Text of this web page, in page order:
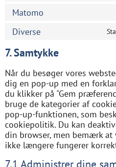
Matomo
Diverse
7. Samtykke
Når du besøger vores
dig en pop-up med en
du klikker på "Gem
bruge de kategorier af
pop-up-funktionen, som
cookiepolitik. Du kan
din browser, men bemærk
ikke længere fungerer
7.1 Administrer dine